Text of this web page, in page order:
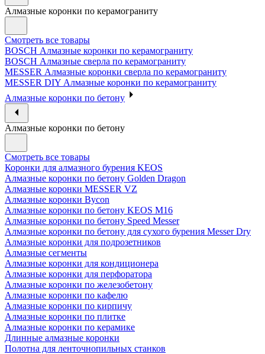
Алмазные коронки по керамограниту
Смотреть все товары
BOSCH Алмазные коронки по керамограниту
BOSCH Алмазные сверла по керамограниту
MESSER Алмазные коронки сверла по керамограниту
MESSER DIY Алмазные коронки по керамограниту
Алмазные коронки по бетону
Алмазные коронки по бетону
Смотреть все товары
Коронки для алмазного бурения KEOS
Алмазные коронки по бетону Golden Dragon
Алмазные коронки MESSER VZ
Алмазные коронки Bycon
Алмазные коронки по бетону KEOS M16
Алмазные коронки по бетону Speed Messer
Алмазные коронки по бетону для сухого бурения Messer Dry
Алмазные коронки для подрозетников
Алмазные сегменты
Алмазные коронки для кондиционера
Алмазные коронки для перфоратора
Алмазные коронки по железобетону
Алмазные коронки по кафелю
Алмазные коронки по кирпичу
Алмазные коронки по плитке
Алмазные коронки по керамике
Длинные алмазные коронки
Полотна для ленточнопильных станков